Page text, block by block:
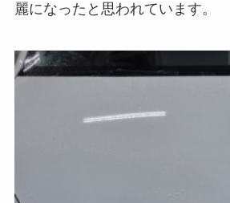
麗になったと思われています。